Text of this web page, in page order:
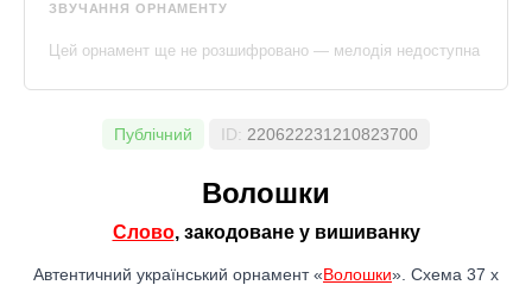
ЗВУЧАННЯ ОРНАМЕНТУ
Цей орнамент ще не розшифровано — мелодія недоступна
Публічний ID: 220622231210823700
Волошки
Слово, закодоване у вишиванку
Автентичний український орнамент «Волошки». Схема 37 x